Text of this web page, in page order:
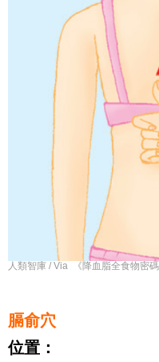
人類智庫 / Via 《降血脂全食物密碼
膈俞穴
位置：